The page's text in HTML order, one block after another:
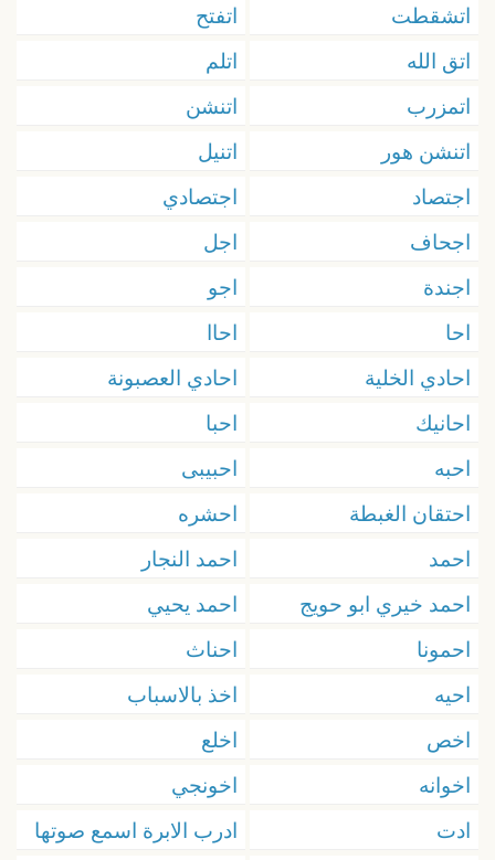
اتشقطت
اتفتح
اتق الله
اتلم
اتمزرب
اتنشن
اتنشن هور
اتنيل
اجتصاد
اجتصادي
اجحاف
اجل
اجندة
اجو
احا
احاا
احادي الخلية
احادي العصبونة
احانيك
احبا
احبه
احبيبى
احتقان الغبطة
احشره
احمد
احمد النجار
احمد خيري ابو حويج
احمد يحيي
احمونا
احناث
احيه
اخذ بالاسباب
اخص
اخلع
اخوانه
اخونجي
ادت
ادرب الابرة اسمع صوتها